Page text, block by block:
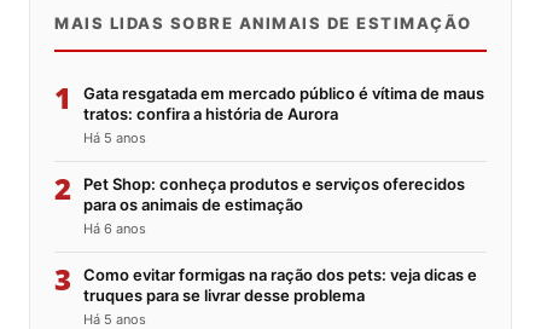
MAIS LIDAS SOBRE ANIMAIS DE ESTIMAÇÃO
1
Gata resgatada em mercado público é vítima de maus
tratos: confira a história de Aurora
Há 5 anos
2
Pet Shop: conheça produtos e serviços oferecidos
para os animais de estimação
Há 6 anos
3
Como evitar formigas na ração dos pets: veja dicas e
truques para se livrar desse problema
Há 5 anos